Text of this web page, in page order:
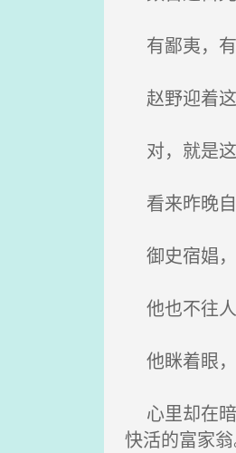
有鄙夷，有
赵野迎着这
对，就是这
看来昨晚自
御史宿娼，
他也不往人
他眯着眼，
心里却在暗
快活的富家翁